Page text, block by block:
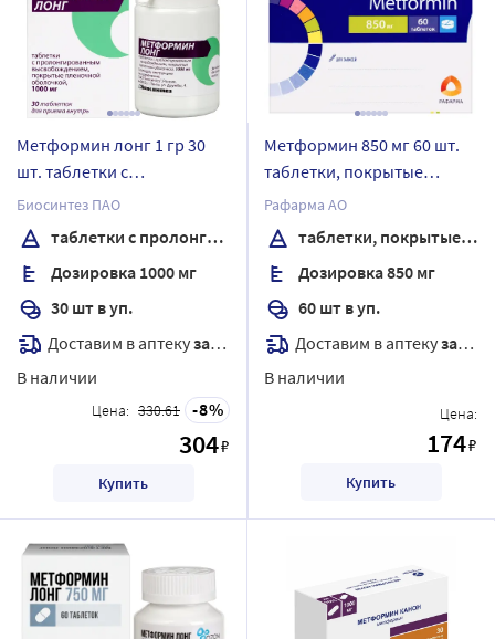
Метформин лонг 1 гр 30
шт. таблетки с
пролонгированным
высвобождением
покрытые пленочной
оболочкой
Биосинтез ПАО
таблетки с пролонгированным высвобождением
Дозировка 1000 мг
30 шт в уп.
Доставим в аптекузавтра
В наличии
Цена: 330.61 8
304₽
Купить
Метформин 850 мг 60 шт.
таблетки, покрытые
пленочной оболочкой
Рафарма АО
таблетки, покрытые пленочной оболочкой
Дозировка 850 мг
60 шт в уп.
Доставим в аптекузавтра
В наличии
Цена:
174₽
Купить